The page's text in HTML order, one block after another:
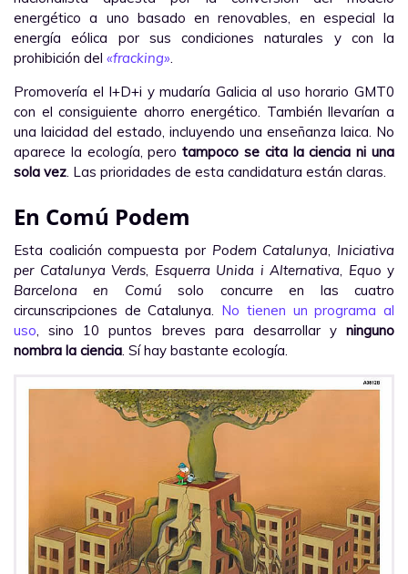
energético a uno basado en renovables, en especial la
energía eólica por sus condiciones naturales y con la
prohibición del «fracking».
Promovería el I+D+i y mudaría Galicia al uso horario GMT0
con el consiguiente ahorro energético. También llevarían a
una laicidad del estado, incluyendo una enseñanza laica. No
aparece la ecología, perotampoco se cita la ciencia ni una
sola vez. Las prioridades de esta candidatura están claras.
En Comú Podem
Esta coalición compuesta por Podem Catalunya, Iniciativa
per Catalunya Verds, Esquerra Unida i Alternativa, Equo y
Barcelona en Comú solo concurre en las cuatro
circunscripciones de Catalunya. No tienen un programa al
uso, sino 10 puntos breves para desarrollar y ninguno
nombra la ciencia. Sí hay bastante ecología.